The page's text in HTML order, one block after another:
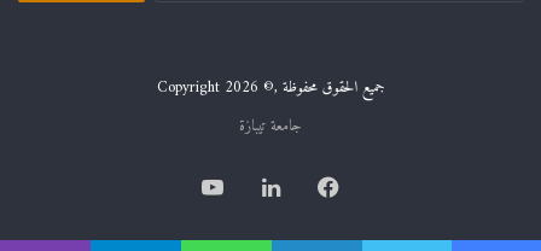
جميع الحقوق محفوظة ,© Copyright 2026
جامعة تيبازة
فيسبوكلينكدإن يوتيوب